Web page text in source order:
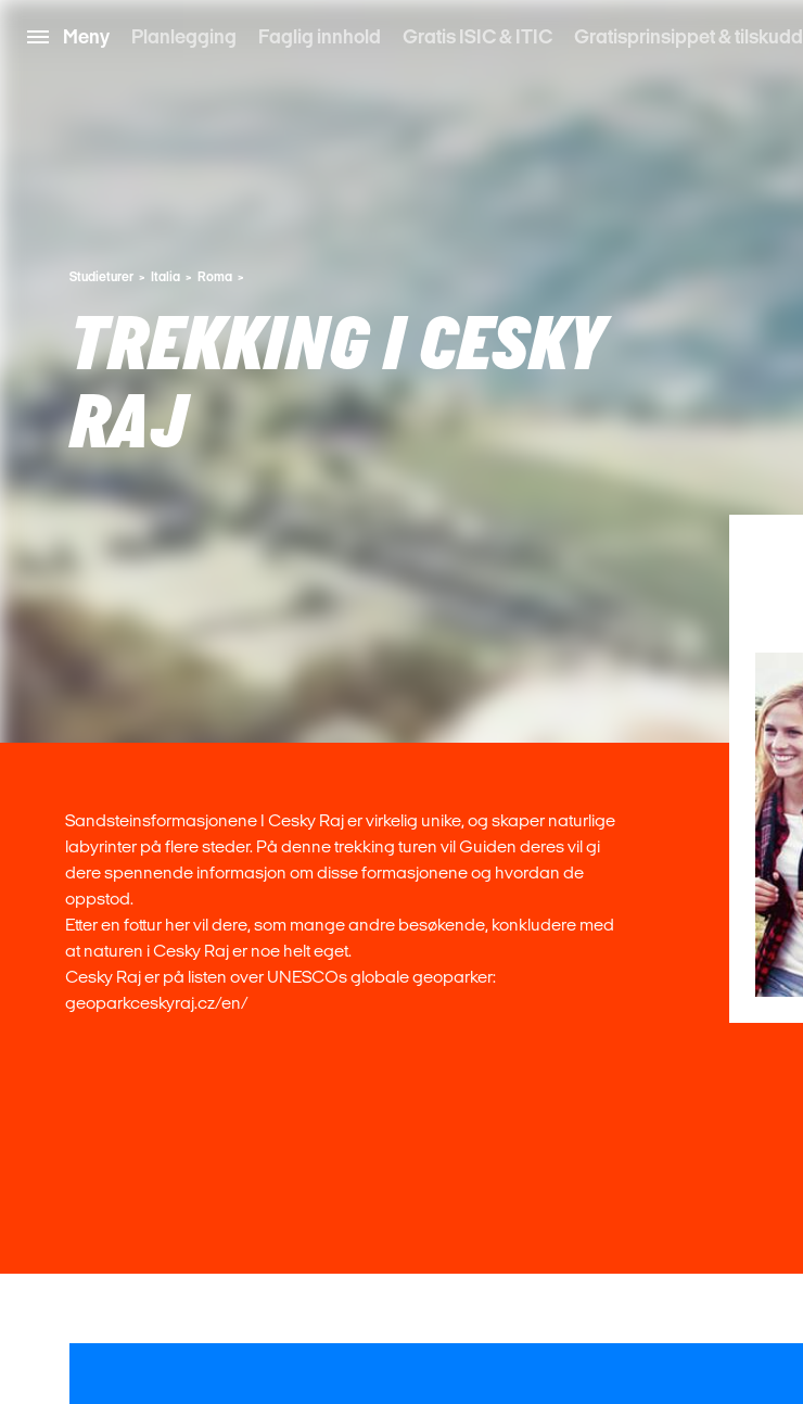
Meny Planlegging Faglig innhold Gratis ISIC & ITIC Gratisprinsippet & tilskudd
Studieturer Italia Roma
TREKKING I CESKY
RAJ
Sandsteinsformasjonene I Cesky Raj er virkelig unike, og skaper naturlige
labyrinter på flere steder. På denne trekking turen vil Guiden deres vil gi
dere spennende informasjon om disse formasjonene og hvordan de
oppstod.
Etter en fottur her vil dere, som mange andre besøkende, konkludere med
at naturen i Cesky Raj er noe helt eget.
Cesky Raj er på listen over UNESCOs globale geoparker:
geoparkceskyraj.cz/en/